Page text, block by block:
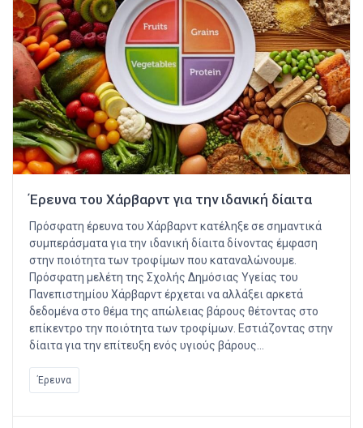
Έρευνα του Χάρβαρντ για την ιδανική δίαιτα
Πρόσφατη έρευνα του Χάρβαρντ κατέληξε σε σημαντικά
συμπεράσματα για την ιδανική δίαιτα δίνοντας έμφαση
στην ποιότητα των τροφίμων που καταναλώνουμε.
Πρόσφατη μελέτη της Σχολής Δημόσιας Υγείας του
Πανεπιστημίου Χάρβαρντ έρχεται να αλλάξει αρκετά
δεδομένα στο θέμα της απώλειας βάρους θέτοντας στο
επίκεντρο την ποιότητα των τροφίμων. Εστιάζοντας στην
δίαιτα για την επίτευξη ενός υγιούς βάρους…
Έρευνα